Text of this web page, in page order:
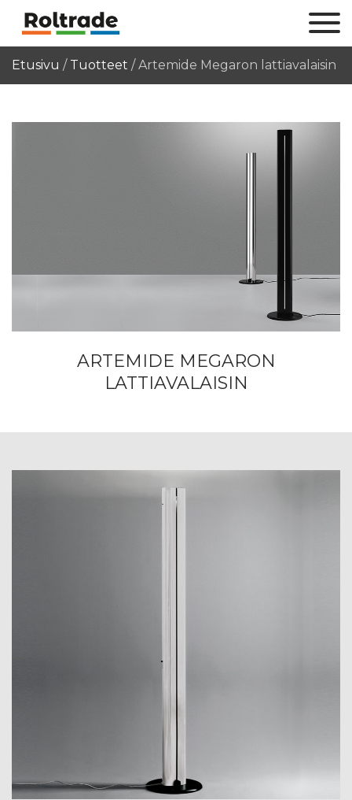
Etusivu / Tuotteet /Artemide Megaron lattiavalaisin
ARTEMIDE MEGARON
LATTIAVALAISIN